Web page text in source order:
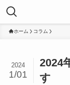
ホーム コラム
2024
す
2024
1/01